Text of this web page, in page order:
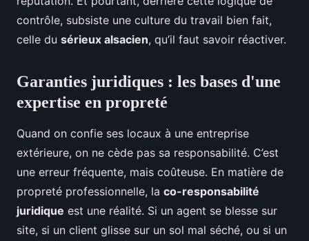
contrôle, subsiste une culture du travail bien fait,
celle du sérieux alsacien, qu’il faut savoir réactiver.
Garanties juridiques : les bases d'une
expertise en propreté
Quand on confie ses locaux à une entreprise
extérieure, on ne cède pas sa responsabilité. C’est
une erreur fréquente, mais coûteuse. En matière de
propreté professionnelle, la co-responsabilité
juridique est une réalité. Si un agent se blesse sur
site, si un client glisse sur un sol mal séché, ou si un